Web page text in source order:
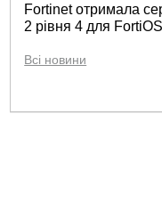
Fortinet отримала
2 рівня 4 для
Всі новини